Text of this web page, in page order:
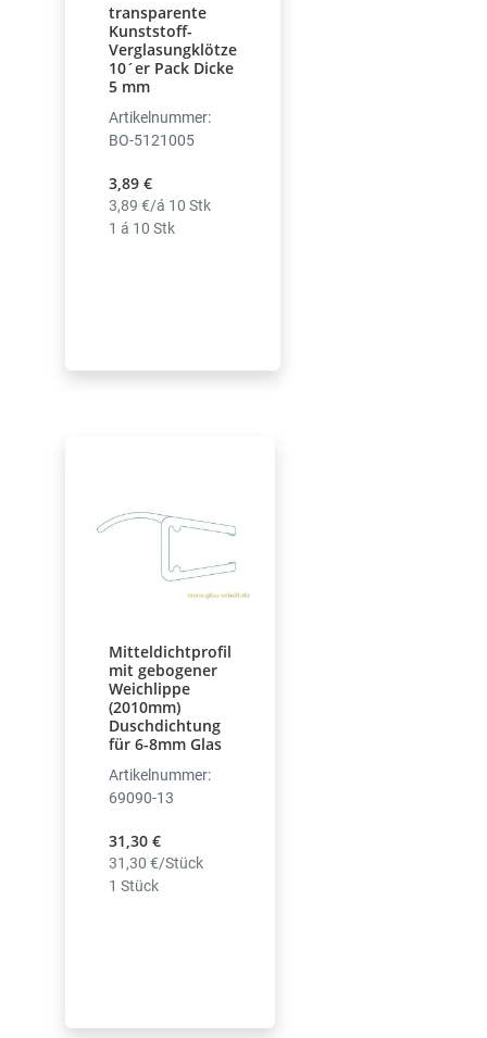
transparente
Kunststoff-
Verglasungklötze
10´er Pack Dicke
5 mm
Artikelnummer:
BO-5121005
3,89 €
3,89 €/á 10 Stk
1 á 10 Stk
Mitteldichtprofil
mit gebogener
Weichlippe
(2010mm)
Duschdichtung
für 6-8mm Glas
Artikelnummer:
69090-13
31,30 €
31,30 €/Stück
1 Stück